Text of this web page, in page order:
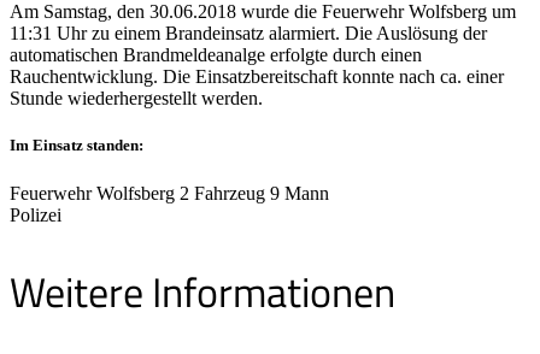
Am Samstag, den 30.06.2018 wurde die Feuerwehr Wolfsberg um
11:31 Uhr zu einem Brandeinsatz alarmiert. Die Auslösung der
automatischen Brandmeldeanalge erfolgte durch einen
Rauchentwicklung. Die Einsatzbereitschaft konnte nach ca. einer
Stunde wiederhergestellt werden.
Im Einsatz standen:
Feuerwehr Wolfsberg 2 Fahrzeug 9 Mann
Polizei
Weitere Informationen